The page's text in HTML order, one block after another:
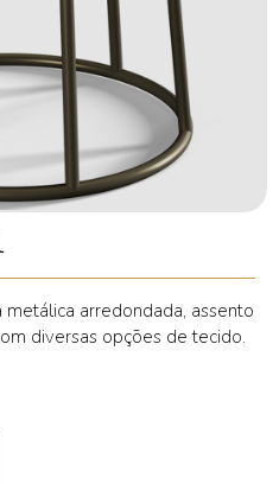
arredondada, assento
diversas opções de tecido.